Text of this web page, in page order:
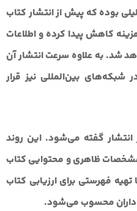
بوده که پیش از انتشار کتاب
کاهش پیدا کرده و اطلاعات
شد. به علاوه سرعت انتشار آن
بین‌المللی نیز قرار
انتشار گفته می‌شود. این روند
ظاهری و محتوایی کتاب
فهرستی برای ارزیابی کتاب
محسوب می‌شود.